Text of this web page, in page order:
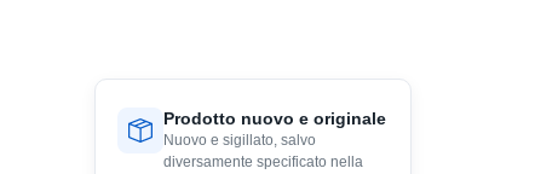
Prodotto nuovo e originale
Nuovo e sigillato, salvo
diversamente specificato nella